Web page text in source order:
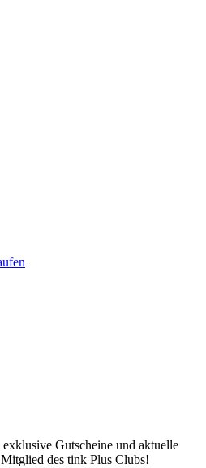
Gutscheine und aktuelle
des tink Plus Clubs!